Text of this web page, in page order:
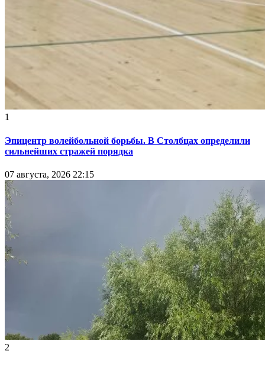
1
Эпицентр волейбольной борьбы. В Столбцах определили
сильнейших стражей порядка
07 августа, 2026 22:15
2